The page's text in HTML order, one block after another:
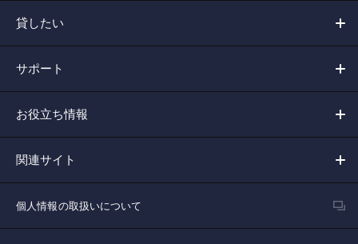
貸したい
サポート
お役立ち情報
関連サイト
個人情報の取扱いについて